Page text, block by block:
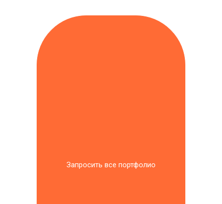
Запросить все портфолио